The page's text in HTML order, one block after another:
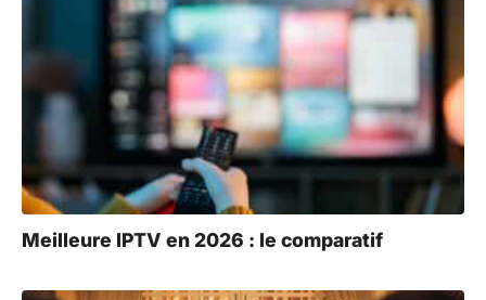
Meilleure IPTV en 2026 : le comparatif